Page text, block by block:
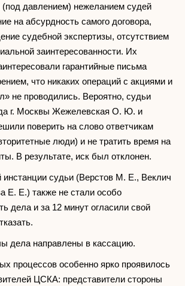
давлением) нежеланием судей
на абсурдность самого договора,
судебной экспертизы, отсутствием
заинтересованности. Их
гарантийные письма
что никаких операций с акциями и
не проводились. Вероятно, судьи
г. Москвы Жежелевская О. Ю. и
поверить на слово ответчикам
люди) и не тратить время на
В результате, иск был отклонен.
инстанции судьи (Верстов М. Е., Веклич
Е. Е.) также не стали особо
дела и за 12 минут огласили свой
дела направлены в кассацию.
процессов особенно ярко проявилось
ЦСКА: представители стороны